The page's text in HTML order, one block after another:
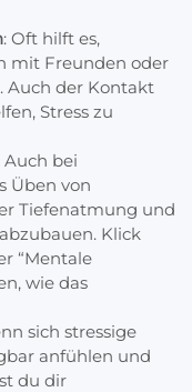
: Oft hilft es,
mit Freunden oder
Auch der Kontakt
Stress zu
Auch bei
Üben von
Tiefenatmung und
Klick
“Mentale
wie das
sich stressige
anfühlen und
du dir